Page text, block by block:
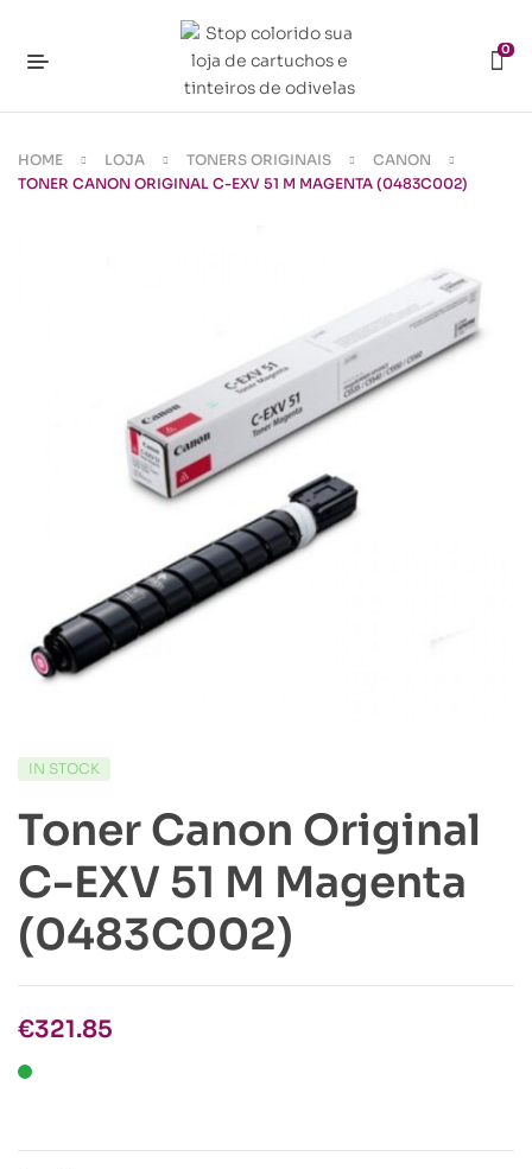
0
HOME LOJA TONERS ORIGINAIS
CANON
TONER CANON ORIGINAL C-EXV 51 M MAGENTA (0483C002)
IN STOCK
Toner Canon Original
C-EXV 51 M Magenta
(0483C002)
€321.85